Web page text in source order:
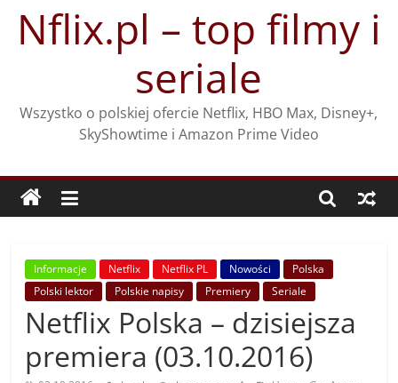
treściNflix.pl – top filmy i
seriale
Wszystko o polskiej ofercie Netflix, HBO Max, Disney+,
SkyShowtime i Amazon Prime Video
Informacje Netflix Netflix PL Nowości
Polska
Polski lektor
Polskie napisy Premiery Seriale
Netflix Polska – dzisiejsza
premiera (03.10.2016)